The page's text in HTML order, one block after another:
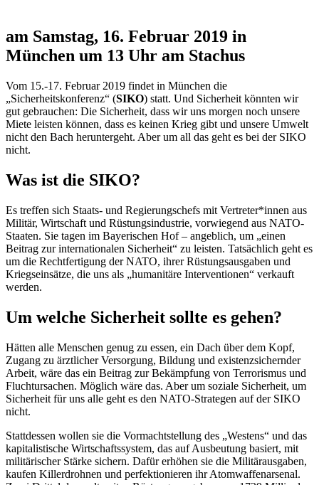
am Samstag, 16. Februar 2019 in
München um 13 Uhr am Stachus
Vom 15.-17. Februar 2019 findet in München die
„Sicherheitskonferenz“ (SIKO) statt. Und Sicherheit könnten wir
gut gebrauchen: Die Sicherheit, dass wir uns morgen noch unsere
Miete leisten können, dass es keinen Krieg gibt und unsere Umwelt
nicht den Bach heruntergeht. Aber um all das geht es bei der SIKO
nicht.
Was ist die SIKO?
Es treffen sich Staats- und Regierungschefs mit Vertreter*innen aus
Militär, Wirtschaft und Rüstungsindustrie, vorwiegend aus NATO-
Staaten. Sie tagen im Bayerischen Hof – angeblich, um „einen
Beitrag zur internationalen Sicherheit“ zu leisten. Tatsächlich geht es
um die Rechtfertigung der NATO, ihrer Rüstungsausgaben und
Kriegseinsätze, die uns als „humanitäre Interventionen“ verkauft
werden.
Um welche Sicherheit sollte es gehen?
Hätten alle Menschen genug zu essen, ein Dach über dem Kopf,
Zugang zu ärztlicher Versorgung, Bildung und existenzsichernder
Arbeit, wäre das ein Beitrag zur Bekämpfung von Terrorismus und
Fluchtursachen. Möglich wäre das. Aber um soziale Sicherheit, um
Sicherheit für uns alle geht es den NATO-Strategen auf der SIKO
nicht.
Stattdessen wollen sie die Vormachtstellung des „Westens“ und das
kapitalistische Wirtschaftssystem, das auf Ausbeutung basiert, mit
militärischer Stärke sichern. Dafür erhöhen sie die Militärausgaben,
kaufen Killerdrohnen und perfektionieren ihr Atomwaffenarsenal.